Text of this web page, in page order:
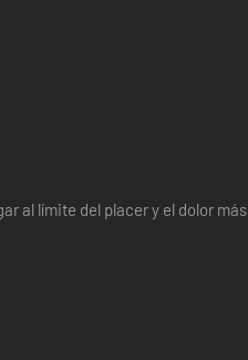
al límite del placer y el dolor más